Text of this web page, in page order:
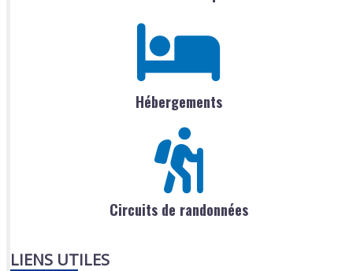
Hébergements
Circuits de randonnées
LIENS UTILES